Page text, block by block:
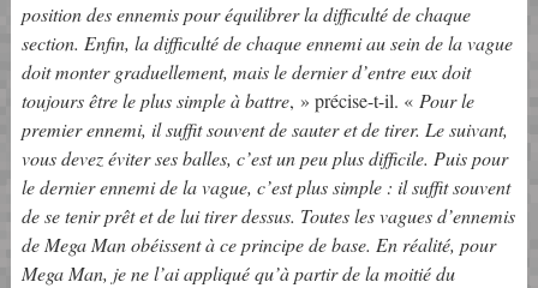
position des ennemis pour équilibrer la difficulté de chaque
section. Enfin, la difficulté de chaque ennemi au sein de la vague
doit monter graduellement, mais le dernier d’entre eux doit
toujours être le plus simple à battre, » précise-t-il. « Pour le
premier ennemi, il suffit souvent de sauter et de tirer. Le suivant,
vous devez éviter ses balles, c’est un peu plus difficile. Puis pour
le dernier ennemi de la vague, c’est plus simple : il suffit souvent
de se tenir prêt et de lui tirer dessus. Toutes les vagues d’ennemis
de Mega Man obéissent à ce principe de base. En réalité, pour
Mega Man, je ne l’ai appliqué qu’à partir de la moitié du